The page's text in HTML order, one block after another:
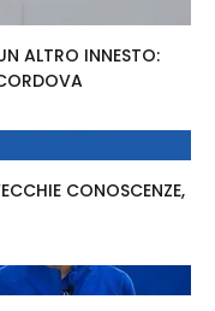
ALTRO INNESTO:
CONOSCENZE,